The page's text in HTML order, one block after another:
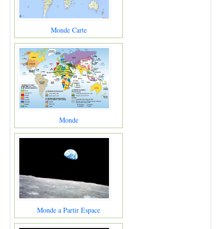
Monde Carte
Monde
Monde a Partir Espace